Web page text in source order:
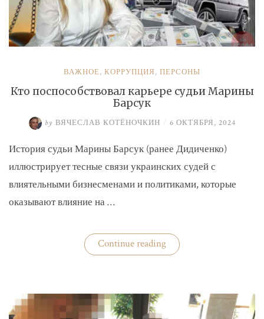
ВАЖНОЕ, КОРРУПЦИЯ, ПЕРСОНЫ
Кто поспособствовал карьере судьи Марины
Барсук
by ВЯЧЕСЛАВ КОТЁНОЧКИН / 6 ОКТЯБРЯ, 2024
История судьи Марины Барсук (ранее Дидиченко)
иллюстрирует тесные связи украинских судей с
влиятельными бизнесменами и политиками, которые
оказывают влияние на …
Continue reading«Кто
поспособствовал
Барсук»